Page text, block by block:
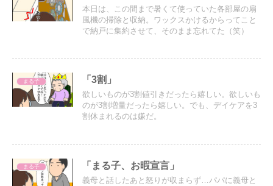
本日は、この間まで暑くて使っていた各部屋の扇
風機の掃除と収納。ワックスかけるからってこと
で納戸に集約させて、そのまま忘れてた（笑）
まる子 「3割」
欲しいものが3割値引きだったら嬉しい。欲しいも
のが3割増量だったら嬉しい。でも、デイケアを3
割休まれるのは嫌だ。
まる子 「まる子、お暇宣言」
義母と話したあと怒りが収まらず…パパに義母と